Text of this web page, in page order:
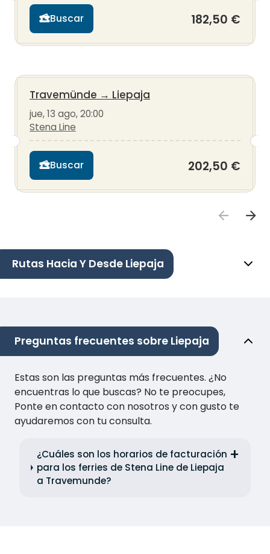
Buscar 182,50 €
Travemünde → Liepaja
jue, 13 ago, 20:00
Stena Line
Buscar 202,50 €
Rutas Hacia Y Desde Liepaja
Preguntas frecuentes sobre Liepaja
Estas son las preguntas más frecuentes. ¿No
encuentras lo que buscas? No te preocupes,
Ponte en contacto con nosotros y con gusto te
ayudaremos con tu consulta.
¿Cuáles son los horarios de facturación
para los ferries de Stena Line de Liepaja
a Travemunde?